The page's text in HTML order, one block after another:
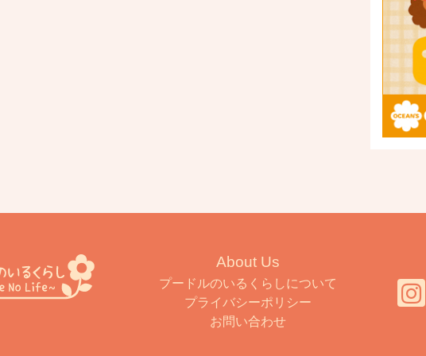
About Us
プードルのいるくらしについて
プライバシーポリシー
お問い合わせ